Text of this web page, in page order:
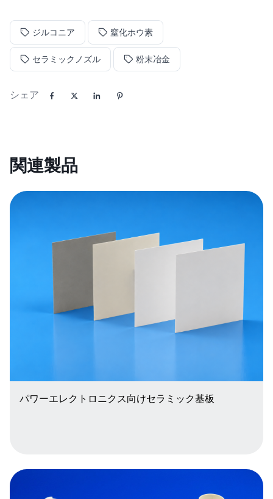
ジルコニア 窒化ホウ素
セラミックノズル 粉末冶金
シェア
関連製品
パワーエレクトロニクス向けセラミック基板